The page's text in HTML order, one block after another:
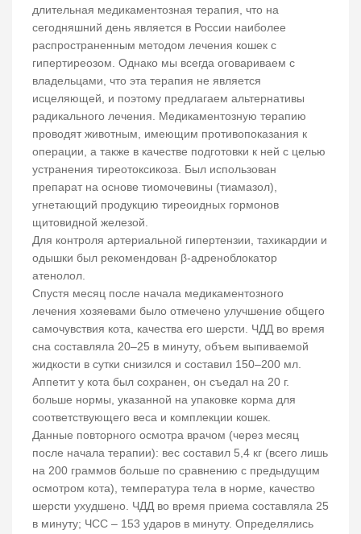
длительная медикаментозная терапия, что на
сегодняшний день является в России наиболее
распространенным методом лечения кошек с
гипертиреозом. Однако мы всегда оговариваем с
владельцами, что эта терапия не является
исцеляющей, и поэтому предлагаем альтернативы
радикального лечения. Медикаментозную терапию
проводят животным, имеющим противопоказания к
операции, а также в качестве подготовки к ней с целью
устранения тиреотоксикоза. Был использован
препарат на основе тиомочевины (тиамазол),
угнетающий продукцию тиреоидных гормонов
щитовидной железой.
Для контроля артериальной гипертензии, тахикардии и
одышки был рекомендован β-адреноблокатор
атенолол.
Спустя месяц после начала медикаментозного
лечения хозяевами было отмечено улучшение общего
самочувствия кота, качества его шерсти. ЧДД во время
сна составляла 20–25 в минуту, объем выпиваемой
жидкости в сутки снизился и составил 150–200 мл.
Аппетит у кота был сохранен, он съедал на 20 г.
больше нормы, указанной на упаковке корма для
соответствующего веса и комплекции кошек.
Данные повторного осмотра врачом (через месяц
после начала терапии): вес составил 5,4 кг (всего лишь
на 200 граммов больше по сравнению с предыдущим
осмотром кота), температура тела в норме, качество
шерсти ухудшено. ЧДД во время приема составляла 25
в минуту; ЧСС – 153 ударов в минуту. Определялись